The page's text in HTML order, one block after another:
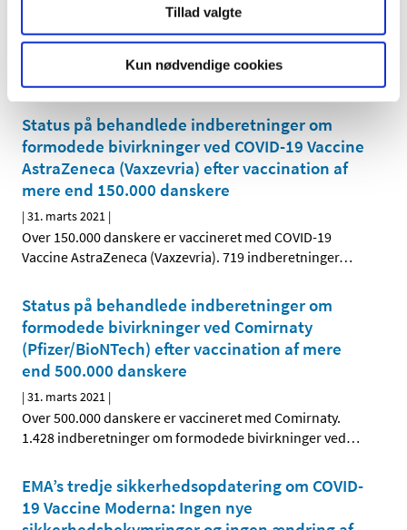
Tillad valgte
Kun nødvendige cookies
|31. marts 2021|
Over 48.000 danskere er vaccineret med COVID-19
Vaccine Moderna. 117 indberetninger om formodede
Status på behandlede indberetninger om
formodede bivirkninger ved COVID-19 Vaccine
AstraZeneca (Vaxzevria) efter vaccination af
mere end 150.000 danskere
|31. marts 2021 |
Over 150.000 danskere er vaccineret med COVID-19
Vaccine AstraZeneca (Vaxzevria). 719 indberetninger…
Status på behandlede indberetninger om
formodede bivirkninger ved Comirnaty
(Pfizer/BioNTech) efter vaccination af mere
end 500.000 danskere
|31. marts 2021 |
Over 500.000 danskere er vaccineret med Comirnaty.
1.428 indberetninger om formodede bivirkninger ved…
EMA’s tredje sikkerhedsopdatering om COVID-
19 Vaccine Moderna: Ingen nye